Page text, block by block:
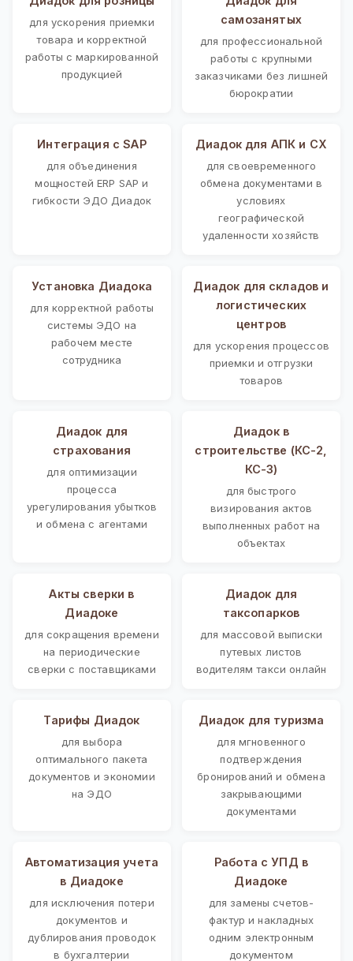
для ускорения приемки
товара и корректной
работы с маркированной
продукцией
самозанятых
для профессиональной
работы с крупными
заказчиками без лишней
бюрократии
Интеграция с SAP
для объединения
мощностей ERP SAP и
гибкости ЭДО Диадок
Диадок для АПК и СХ
для своевременного
обмена документами в
условиях
географической
удаленности хозяйств
Установка Диадока
для корректной работы
системы ЭДО на
рабочем месте
сотрудника
Диадок для складов и
логистических
центров
для ускорения процессов
приемки и отгрузки
товаров
Диадок для
страхования
для оптимизации
процесса
урегулирования убытков
и обмена с агентами
Диадок в
строительстве (КС-2,
КС-3)
для быстрого
визирования актов
выполненных работ на
объектах
Акты сверки в
Диадоке
для сокращения времени
на периодические
сверки с поставщиками
Диадок для
таксопарков
для массовой выписки
путевых листов
водителям такси онлайн
Тарифы Диадок
для выбора
оптимального пакета
документов и экономии
на ЭДО
Диадок для туризма
для мгновенного
подтверждения
бронирований и обмена
закрывающими
документами
Автоматизация учета
в Диадоке
для исключения потери
документов и
дублирования проводок
в бухгалтерии
Работа с УПД в
Диадоке
для замены счетов-
фактур и накладных
одним электронным
документом